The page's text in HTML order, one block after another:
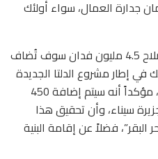
جدارة العمال، سواء أولئك
ونوه بأن الدولة تعمل على استصلاح 4.5 مليون فدان سوف تُضاف
في إطار مشروع الدلتا الجديدة
ومشروعات جهاز “مستقبل مصر”، مؤكداً أنه سيتم إضافة 450
سيناء، وأن تحقيق هذا
فضلاً عن إقامة البنية